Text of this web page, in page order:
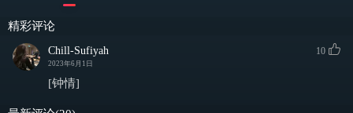
精彩评论
Chill-Sufiyah
2023年6月1日
10
[钟情]